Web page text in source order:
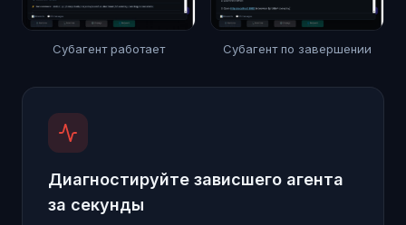
Субагент работает Субагент по завершении
Диагностируйте зависшего агента
за секунды